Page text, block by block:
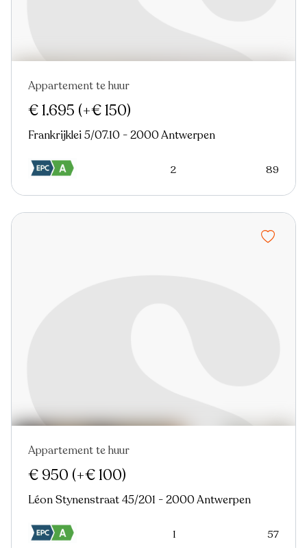
Nieuw Virtual tour
Appartement te huur
€ 1.695 (+€ 150)
Frankrijklei 5/07.10 - 2000 Antwerpen
2 89
Nieuw
Appartement te huur
€ 950 (+€ 100)
Léon Stynenstraat 45/201 - 2000 Antwerpen
1 57